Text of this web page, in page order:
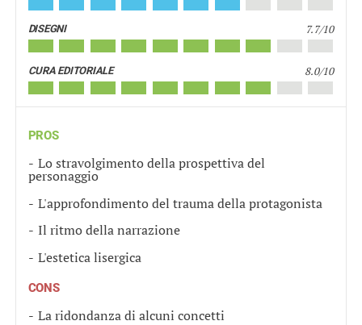
DISEGNI 7.7/10
CURA EDITORIALE 8.0/10
PROS
Lo stravolgimento della prospettiva del
personaggio
L'approfondimento del trauma della protagonista
Il ritmo della narrazione
L'estetica lisergica
CONS
La ridondanza di alcuni concetti